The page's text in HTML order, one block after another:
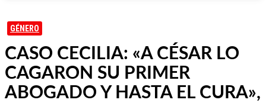
GÉNERO
CASO CECILIA: «A CÉSAR LO
CAGARON SU PRIMER
ABOGADO Y HASTA EL CURA»,